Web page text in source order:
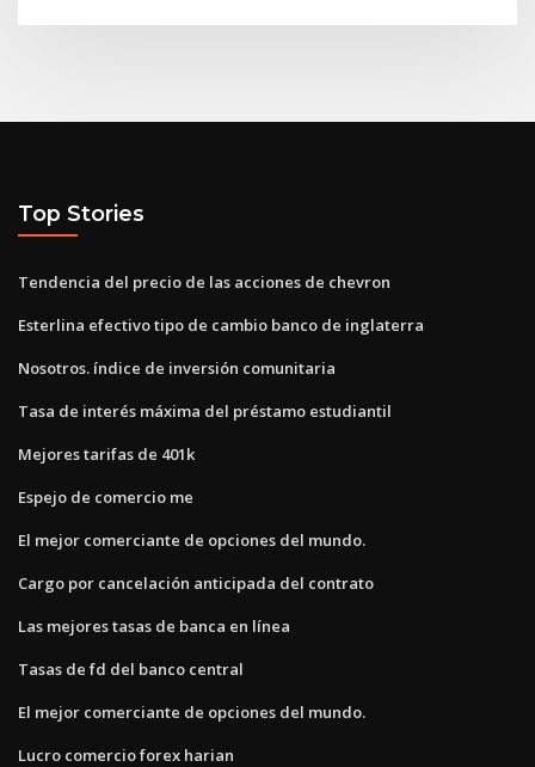
Top Stories
Tendencia del precio de las acciones de chevron
Esterlina efectivo tipo de cambio banco de inglaterra
Nosotros. índice de inversión comunitaria
Tasa de interés máxima del préstamo estudiantil
Mejores tarifas de 401k
Espejo de comercio me
El mejor comerciante de opciones del mundo.
Cargo por cancelación anticipada del contrato
Las mejores tasas de banca en línea
Tasas de fd del banco central
El mejor comerciante de opciones del mundo.
Lucro comercio forex harian